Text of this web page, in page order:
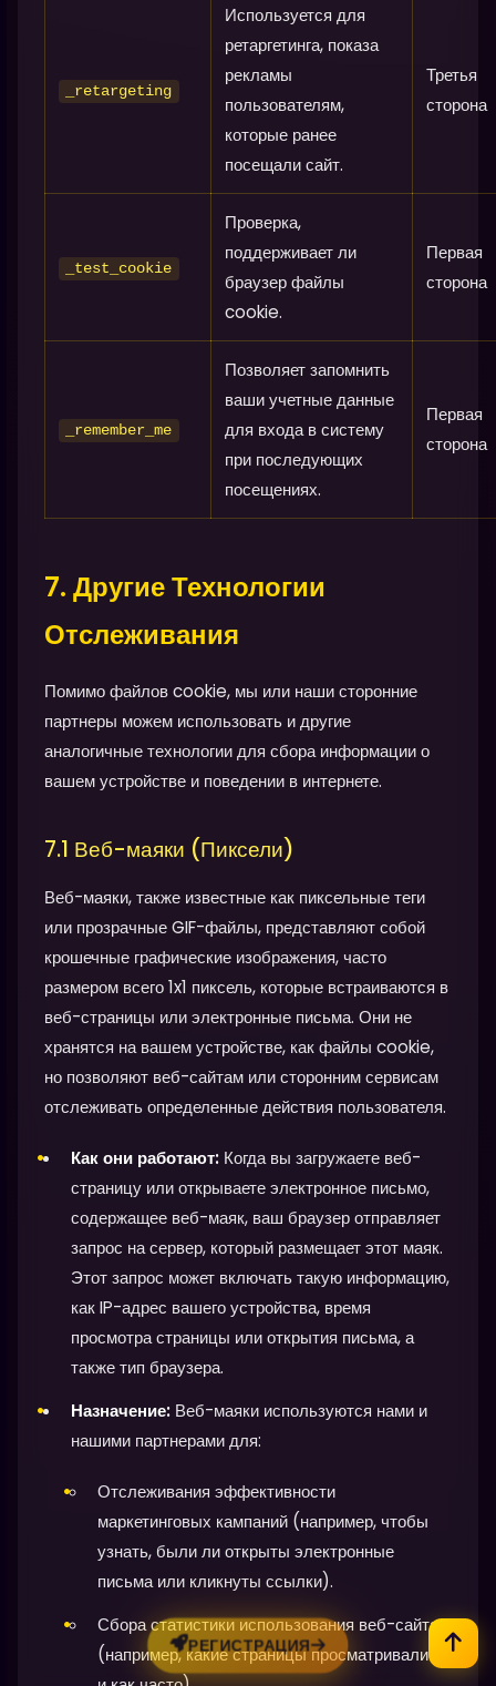
_retargeting
Используется для
ретаргетинга, показа
рекламы
пользователям,
которые ранее
посещали сайт.
Третья
сторона
_test_cookie
Проверка,
поддерживает ли
браузер файлы
cookie.
Первая
сторона
_remember_me
Позволяет запомнить
ваши учетные данные
для входа в систему
при последующих
посещениях.
Первая
сторона
7. Другие Технологии
Отслеживания
Помимо файлов cookie, мы или наши сторонние
партнеры можем использовать и другие
аналогичные технологии для сбора информации о
вашем устройстве и поведении в интернете.
7.1 Веб-маяки (Пиксели)
Веб-маяки, также известные как пиксельные теги
или прозрачные GIF-файлы, представляют собой
крошечные графические изображения, часто
размером всего 1x1 пиксель, которые встраиваются в
веб-страницы или электронные письма. Они не
хранятся на вашем устройстве, как файлы cookie,
но позволяют веб-сайтам или сторонним сервисам
отслеживать определенные действия пользователя.
Как они работают: Когда вы загружаете веб-
страницу или открываете электронное письмо,
содержащее веб-маяк, ваш браузер отправляет
запрос на сервер, который размещает этот маяк.
Этот запрос может включать такую информацию,
как IP-адрес вашего устройства, время
просмотра страницы или открытия письма, а
также тип браузера.
Назначение: Веб-маяки используются нами и
нашими партнерами для:
Отслеживания эффективности
маркетинговых кампаний (например, чтобы
узнать, были ли открыты электронные
письма или кликнуты ссылки).
Сбора статистики использования веб-сайта
(например, какие страницы просматривались
РЕГИСТРАЦИЯ